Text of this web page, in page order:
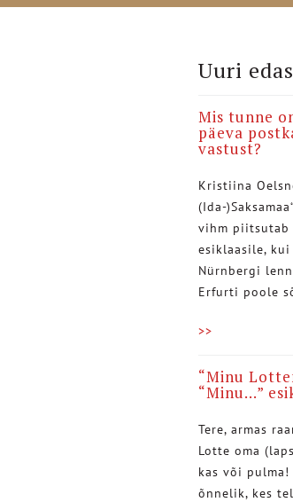
Uuri
Mis tunne
päeva
vastust?
Kristiina
(Ida-
vihm piitsutab
esiklaasile,
Nürnbergi
Erfurti poole
>>
“Minu
“Minu…”
Tere, armas
Lotte oma
kas või pulma!
õnnelik, kes